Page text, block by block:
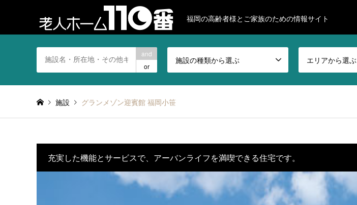
福岡の高齢者様とご家族のための情報サイト
and
or
施設の種類から選ぶ エリアから選ぶ
施設 グランメゾン迎賓館 福岡小笹
充実した機能とサービスで、アーバンライフを満喫できる住宅です。